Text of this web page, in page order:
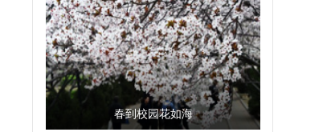
春到校园花如海